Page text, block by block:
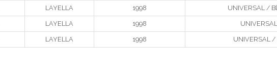
LAYELLA 1998 UNIVERSAL /
LAYELLA 1998
LAYELLA 1998 UNIVERSAL /